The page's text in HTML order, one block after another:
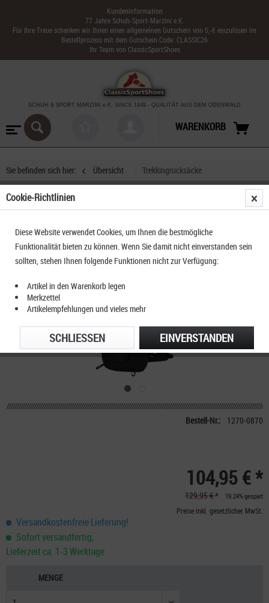
Kundeninformation
77 Jahre Schuh-Sport-Marzini e.K.
Für Ihre Treue schenken wir Ihnen einen allgemeinen Gutschein von 5,-€ einzulösen im
Bestellprozess mit dem Gutschein Code: CLASSIC26
Ihr Team von ClassicSportShoes
SCHUH & SPORT MARZINI e.K. SINCE 1949 - QUALITÄT AUS DEM ODENWALD
WARENKORB
Sie befinden sich hier: Übersicht Trekkingrucksäcke
Bestell-Nr.: 1270-0870
104,95 € *
129,95 € * 19.24% gespart
Preise inkl. gesetzlicher MwSt.
Versandkostenfreie Lieferung!
Sofort versandfertig,
Lieferzeit ca. 1-3 Werktage
MENGE
Cookie-Richtlinien
Diese Website verwendet Cookies, um Ihnen die bestmögliche
Funktionalität bieten zu können. Wenn Sie damit nicht einverstanden sein
sollten, stehen Ihnen folgende Funktionen nicht zur Verfügung:
Artikel in den Warenkorb legen
Merkzettel
Artikelempfehlungen und vieles mehr
EINVERSTANDEN
SCHLIESSEN